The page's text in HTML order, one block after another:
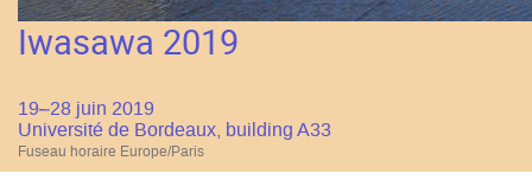
Iwasawa 2019
19–28 juin 2019
Université de Bordeaux, building A33
Fuseau horaire Europe/Paris